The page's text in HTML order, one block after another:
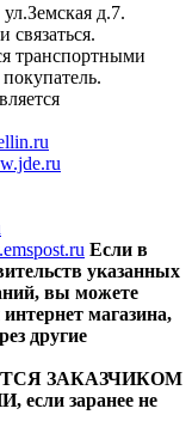
д.7.
связаться.
транспортными
Если в
указанных
вы можете
магазина,
другие
ЗАКАЗЧИКОМ
заранее не